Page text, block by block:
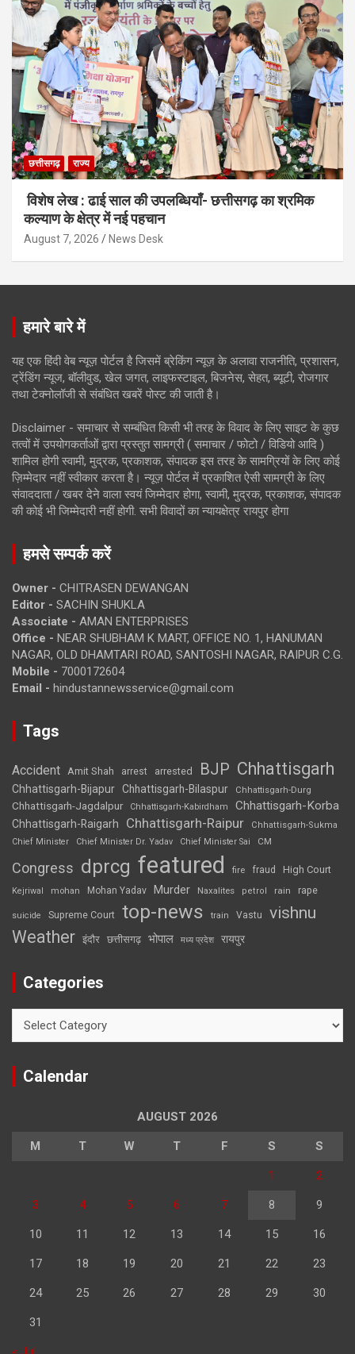
छत्तीसगढ़ राज्य
विशेष लेख : ढाई साल की उपलब्धियाँ- छत्तीसगढ़ का श्रमिक
कल्याण के क्षेत्र में नई पहचान
August 7, 2026 News Desk
हमारे बारे में
यह एक हिंदी वेब न्यूज़ पोर्टल है जिसमें ब्रेकिंग न्यूज़ के अलावा राजनीति, प्रशासन,
ट्रेंडिंग न्यूज, बॉलीवुड, खेल जगत, लाइफस्टाइल, बिजनेस, सेहत, ब्यूटी, रोजगार
तथा टेक्नोलॉजी से संबंधित खबरें पोस्ट की जाती है।
Disclaimer - समाचार से सम्बंधित किसी भी तरह के विवाद के लिए साइट के कुछ
तत्वों में उपयोगकर्ताओं द्वारा प्रस्तुत सामग्री ( समाचार / फोटो / विडियो आदि )
शामिल होगी स्वामी, मुद्रक, प्रकाशक, संपादक इस तरह के सामग्रियों के लिए कोई
ज़िम्मेदार नहीं स्वीकार करता है। न्यूज़ पोर्टल में प्रकाशित ऐसी सामग्री के लिए
संवाददाता / खबर देने वाला स्वयं जिम्मेदार होगा, स्वामी, मुद्रक, प्रकाशक, संपादक
की कोई भी जिम्मेदारी नहीं होगी. सभी विवादों का न्यायक्षेत्र रायपुर होगा
हमसे सम्पर्क करें
Owner - CHITRASEN DEWANGAN
Editor - SACHIN SHUKLA
Associate - AMAN ENTERPRISES
Office - NEAR SHUBHAM K MART, OFFICE NO. 1, HANUMAN
NAGAR, OLD DHAMTARI ROAD, SANTOSHI NAGAR, RAIPUR C.G.
Mobile - 7000172604
Email - hindustannewsservice@gmail.com
Tags
Accident Amit Shah arrest arrested BJP Chhattisgarh
Chhattisgarh-Bijapur Chhattisgarh-Bilaspur Chhattisgarh-Durg
Chhattisgarh-Jagdalpur Chhattisgarh-Kabirdham Chhattisgarh-Korba
Chhattisgarh-Raigarh Chhattisgarh-Raipur
Chhattisgarh-Sukma
Chief Minister
Chief Minister Dr. Yadav Chief Minister Sai CM
Congress dprcg featured fire fraud High Court
Kejriwal mohan Mohan Yadav Murder Naxalites petrol rain rape
suicide Supreme Court top-news train Vastu vishnu
Weather इंदौर छत्तीसगढ़ भोपाल मध्य प्रदेश रायपुर
Categories
Calendar
AUGUST 2026
M T W T F S S
1 2
3 4 5 6 7 8 9
10 11 12 13 14 15 16
17 18 19 20 21 22 23
24 25 26 27 28 29 30
31